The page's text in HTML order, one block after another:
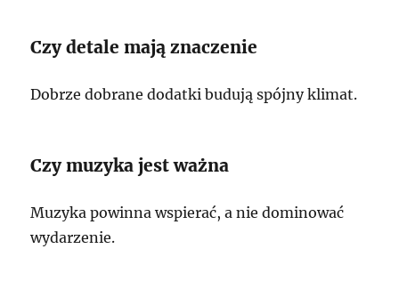
Czy detale mają znaczenie
Dobrze dobrane dodatki budują spójny klimat.
Czy muzyka jest ważna
Muzyka powinna wspierać, a nie dominować
wydarzenie.